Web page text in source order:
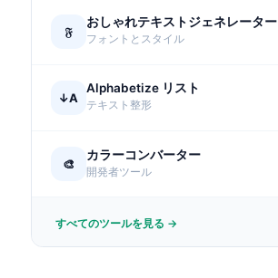
𝔉
おしゃれテキストジェネレーター
フォントとスタイル
↓A
Alphabetize リスト
テキスト整形
🎨
カラーコンバーター
開発者ツール
すべてのツールを見る →